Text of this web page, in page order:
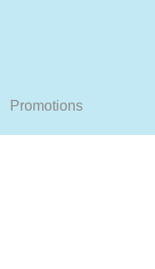
Promotions